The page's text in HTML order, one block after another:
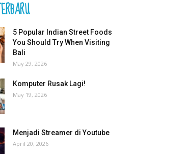
5 Popular Indian Street Foods
You Should Try When Visiting
Bali
May 29, 2026
Komputer Rusak Lagi!
May 19, 2026
Menjadi Streamer di Youtube
April 20, 2026